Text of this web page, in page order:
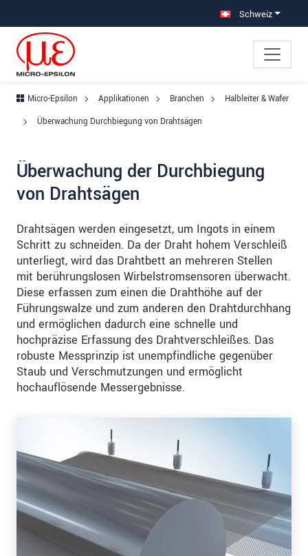
Schweiz
Micro-Epsilon Applikationen Branchen
Halbleiter & Wafer
Überwachung Durchbiegung von Drahtsägen
Überwachung der Durchbiegung
von Drahtsägen
Drahtsägen werden eingesetzt, um Ingots in einem
Schritt zu schneiden. Da der Draht hohem Verschleiß
unterliegt, wird das Drahtbett an mehreren Stellen
mit berührungslosen Wirbelstromsensoren überwacht.
Diese erfassen zum einen die Drahthöhe auf der
Führungswalze und zum anderen den Drahtdurchhang
und ermöglichen dadurch eine schnelle und
hochpräzise Erfassung des Drahtverschleißes. Das
robuste Messprinzip ist unempfindliche gegenüber
Staub und Verschmutzungen und ermöglicht
hochauflösende Messergebnisse.